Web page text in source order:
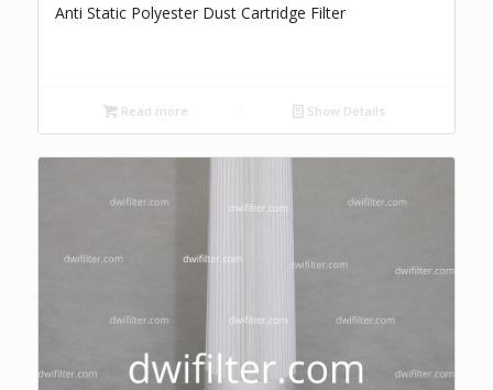
Anti Static Polyester Dust Cartridge Filter
Read more Show Details